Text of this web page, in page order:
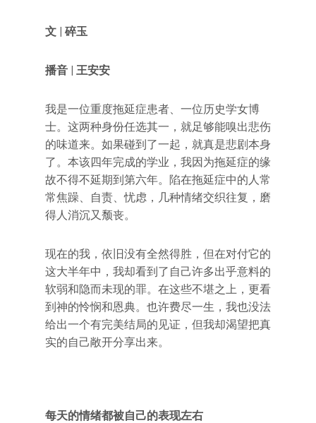
文 | 碎玉
播音 | 王安安
我是一位重度拖延症患者、一位历史学女博
士。这两种身份任选其一，就足够能嗅出悲伤
的味道来。如果碰到了一起，就真是悲剧本身
了。本该四年完成的学业，我因为拖延症的缘
故不得不延期到第六年。陷在拖延症中的人常
常焦躁、自责、忧虑，几种情绪交织往复，磨
得人消沉又颓丧。
现在的我，依旧没有全然得胜，但在对付它的
这大半年中，我却看到了自己许多出乎意料的
软弱和隐而未现的罪。在这些不堪之上，更看
到神的怜悯和恩典。也许费尽一生，我也没法
给出一个有完美结局的见证，但我却渴望把真
实的自己敞开分享出来。
每天的情绪都被自己的表现左右